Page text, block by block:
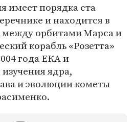
имеет порядка ста
и находится в
между орбитами Марса и
корабль «Розетта»
года ЕКА и
ядра,
и эволюции кометы